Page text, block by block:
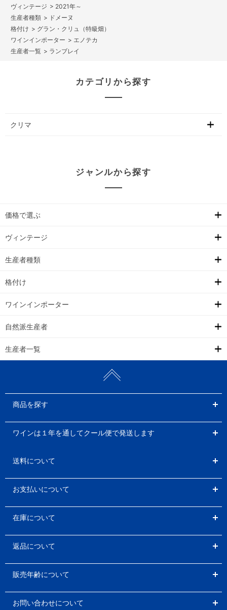
> 2021年～
> ドメーヌ
> グラン・クリュ（特級畑）
> エノテカ
> ランブレイ
カテゴリから探す
クリマ
ジャンルから探す
価格で選ぶ
ヴィンテージ
生産者種類
格付け
ワインインポーター
自然派生産者
生産者一覧
商品を探す
ワインは１年を通してクール便で発送します
送料について
お支払いについて
在庫について
返品について
販売年齢について
お問い合わせについて